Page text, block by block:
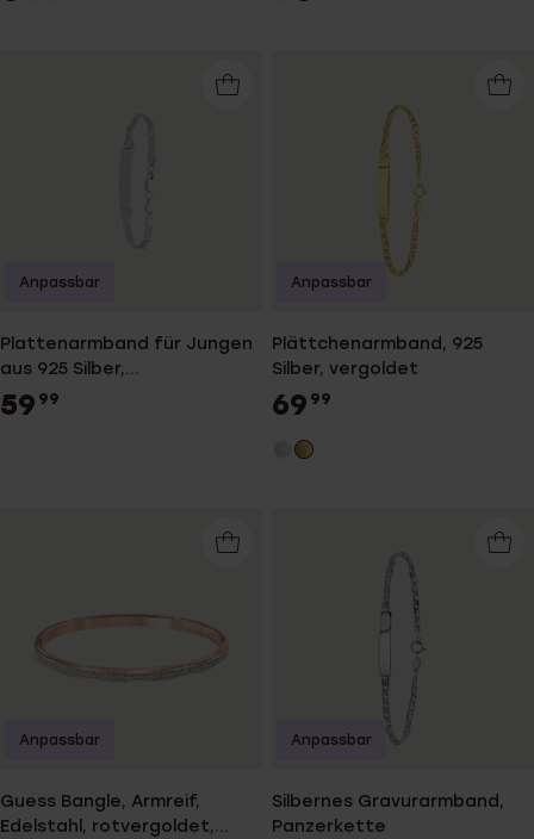
Plattenarmband für Jungen
aus 925 Silber,
Gourmetglieder
59 99
Anpassbar
Plättchenarmband, 925
Silber, vergoldet
69 99
Anpassbar
Guess Bangle, Armreif,
Edelstahl, rotvergoldet,
Anpassbar
Silbernes Gravurarmband,
Panzerkette
Anpassbar